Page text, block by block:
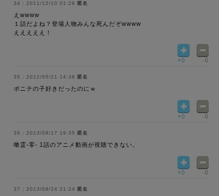
2011/12/10 01:28 匿名
えwwww
１話だよね？登場人物みんな死んだぞwwww
えええええ！
+0 -0
2012/05/21 14:38 匿名
ポニテの子好きだったのにｗ
+0 -0
2013/08/17 19:35 匿名
喰霊-零- 1話のアニメ動画が視聴できない。
+0 -0
2013/08/24 21:24 匿名